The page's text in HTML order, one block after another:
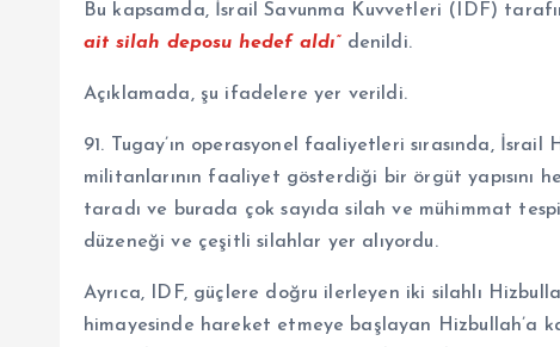
Bu kapsamda, İsrail Savunma Kuvvetleri (IDF)
ait silah deposu hedef aldı”denildi.
Açıklamada, şu ifadelere yer verildi.
91. Tugay’ın operasyonel faaliyetleri sırasında,
militanlarının faaliyet gösterdiği bir örgüt yapısını
taradı ve burada çok sayıda silah ve mühimmat
düzeneği ve çeşitli silahlar yer alıyordu.
Ayrıca, IDF, güçlere doğru ilerleyen iki silahlı
himayesinde hareket etmeye başlayan Hizbullah’a